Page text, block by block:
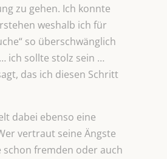
zu gehen. Ich konnte
weshalb ich für
so überschwänglich
ich sollte stolz sein …
das ich diesen Schritt
dabei ebenso eine
vertraut seine Ängste
schon fremden oder auch